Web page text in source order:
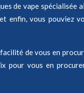
de vape spécialisée
enfin, vous pouviez
de vous en
pour vous en